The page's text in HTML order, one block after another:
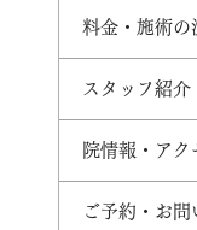
料金・施術の
スタッフ紹介
院情報・アク
ご予約・お問